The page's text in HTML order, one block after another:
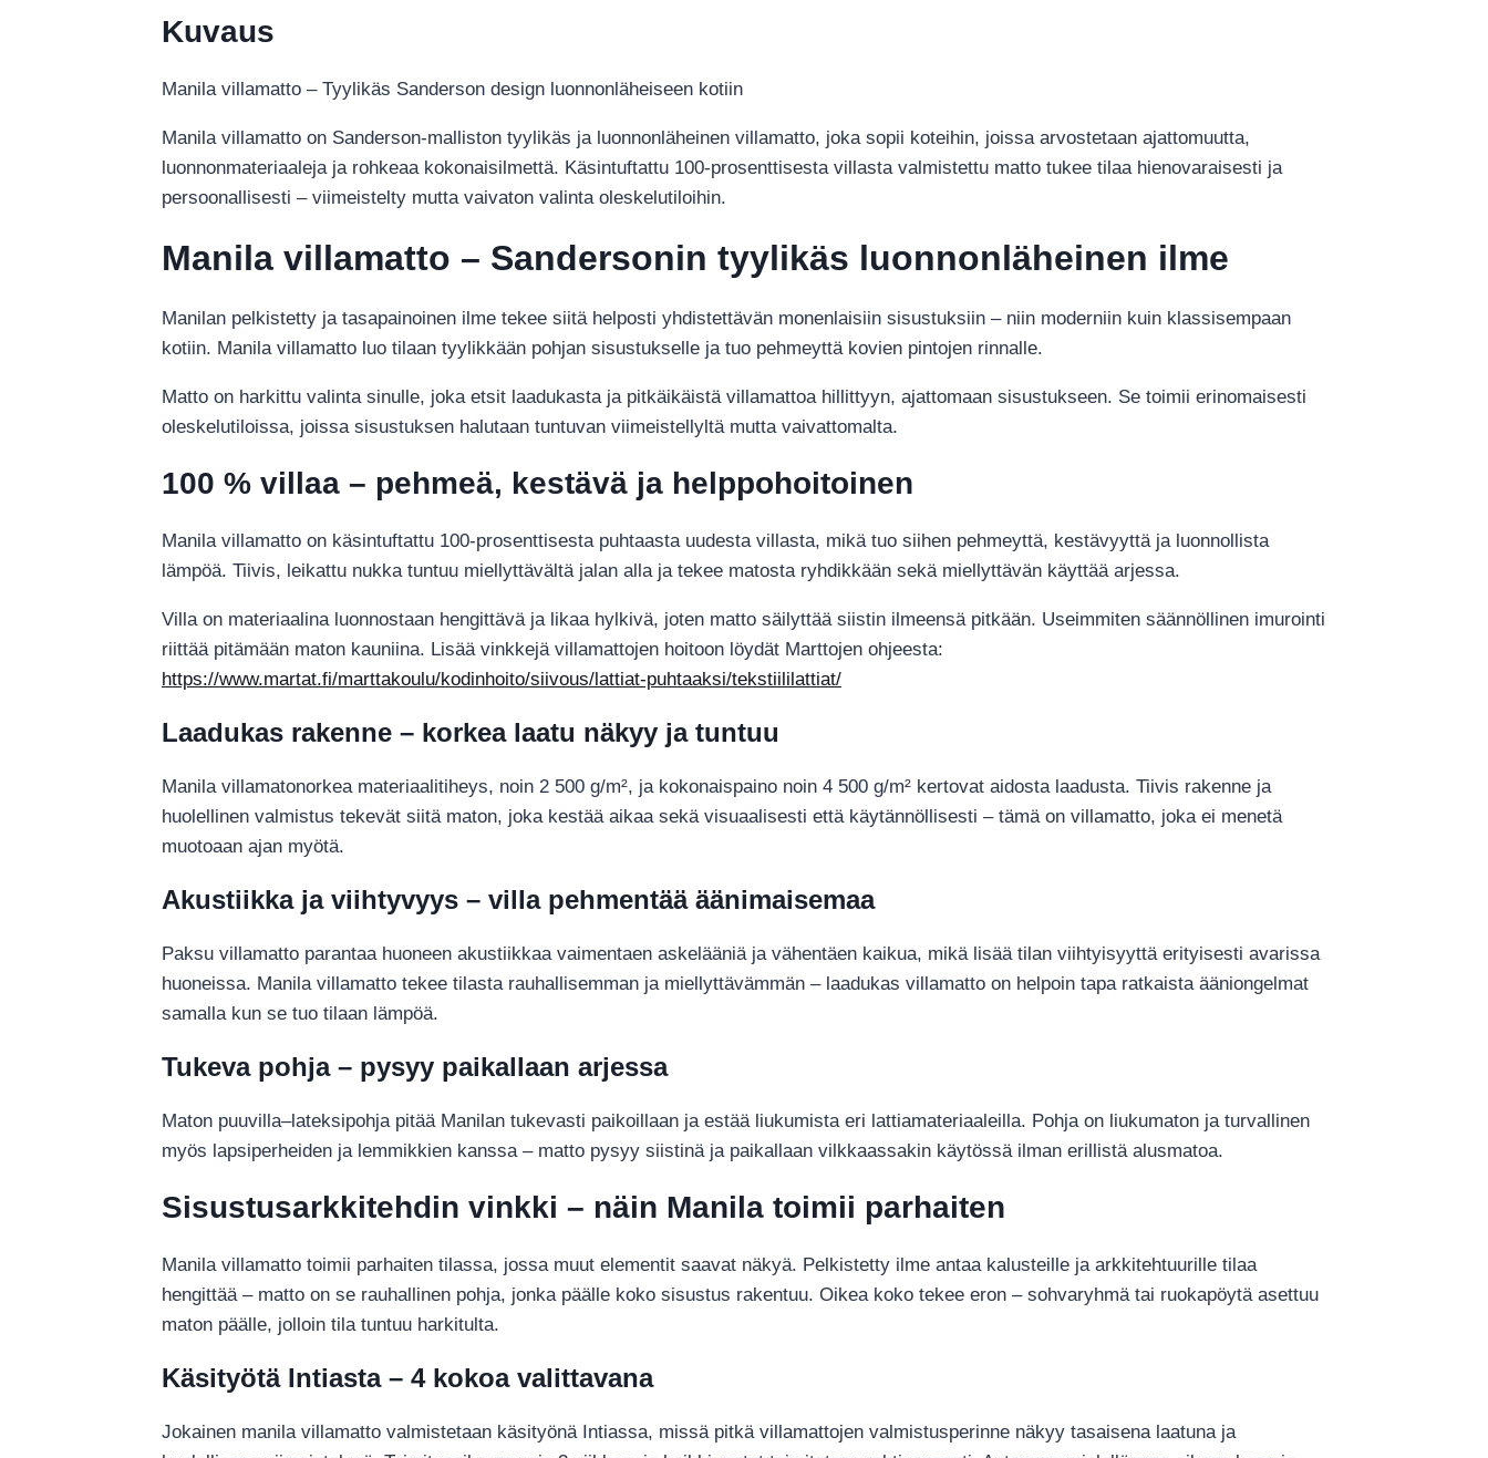
Kuvaus
Manila villamatto – Tyylikäs Sanderson design luonnonläheiseen kotiin
Manila villamatto on Sanderson-malliston tyylikäs ja luonnonläheinen villamatto, joka sopii koteihin, joissa arvostetaan ajattomuutta,
luonnonmateriaaleja ja rohkeaa kokonaisilmettä. Käsintuftattu 100-prosenttisesta villasta valmistettu matto tukee tilaa hienovaraisesti ja
persoonallisesti – viimeistelty mutta vaivaton valinta oleskelutiloihin.
Manila villamatto – Sandersonin tyylikäs luonnonläheinen ilme
Manilan pelkistetty ja tasapainoinen ilme tekee siitä helposti yhdistettävän monenlaisiin sisustuksiin – niin moderniin kuin klassisempaan
kotiin. Manila villamatto luo tilaan tyylikkään pohjan sisustukselle ja tuo pehmeyttä kovien pintojen rinnalle.
Matto on harkittu valinta sinulle, joka etsit laadukasta ja pitkäikäistä villamattoa hillittyyn, ajattomaan sisustukseen. Se toimii erinomaisesti
oleskelutiloissa, joissa sisustuksen halutaan tuntuvan viimeistellyltä mutta vaivattomalta.
100 % villaa – pehmeä, kestävä ja helppohoitoinen
Manila villamatto on käsintuftattu 100-prosenttisesta puhtaasta uudesta villasta, mikä tuo siihen pehmeyttä, kestävyyttä ja luonnollista
lämpöä. Tiivis, leikattu nukka tuntuu miellyttävältä jalan alla ja tekee matosta ryhdikkään sekä miellyttävän käyttää arjessa.
Villa on materiaalina luonnostaan hengittävä ja likaa hylkivä, joten matto säilyttää siistin ilmeensä pitkään. Useimmiten säännöllinen imurointi
riittää pitämään maton kauniina. Lisää vinkkejä villamattojen hoitoon löydät Marttojen ohjeesta:
https://www.martat.fi/marttakoulu/kodinhoito/siivous/lattiat-puhtaaksi/tekstiililattiat/
Laadukas rakenne – korkea laatu näkyy ja tuntuu
Manila villamatonorkea materiaalitiheys, noin 2 500 g/m², ja kokonaispaino noin 4 500 g/m² kertovat aidosta laadusta. Tiivis rakenne ja
huolellinen valmistus tekevät siitä maton, joka kestää aikaa sekä visuaalisesti että käytännöllisesti – tämä on villamatto, joka ei menetä
muotoaan ajan myötä.
Akustiikka ja viihtyvyys – villa pehmentää äänimaisemaa
Paksu villamatto parantaa huoneen akustiikkaa vaimentaen askelääniä ja vähentäen kaikua, mikä lisää tilan viihtyisyyttä erityisesti avarissa
huoneissa. Manila villamatto tekee tilasta rauhallisemman ja miellyttävämmän – laadukas villamatto on helpoin tapa ratkaista ääniongelmat
samalla kun se tuo tilaan lämpöä.
Tukeva pohja – pysyy paikallaan arjessa
Maton puuvilla–lateksipohja pitää Manilan tukevasti paikoillaan ja estää liukumista eri lattiamateriaaleilla. Pohja on liukumaton ja turvallinen
myös lapsiperheiden ja lemmikkien kanssa – matto pysyy siistinä ja paikallaan vilkkaassakin käytössä ilman erillistä alusmatoa.
Sisustusarkkitehdin vinkki – näin Manila toimii parhaiten
Manila villamatto toimii parhaiten tilassa, jossa muut elementit saavat näkyä. Pelkistetty ilme antaa kalusteille ja arkkitehtuurille tilaa
hengittää – matto on se rauhallinen pohja, jonka päälle koko sisustus rakentuu. Oikea koko tekee eron – sohvaryhmä tai ruokapöytä asettuu
maton päälle, jolloin tila tuntuu harkitulta.
Käsityötä Intiasta – 4 kokoa valittavana
Jokainen manila villamatto valmistetaan käsityönä Intiassa, missä pitkä villamattojen valmistusperinne näkyy tasaisena laatuna ja